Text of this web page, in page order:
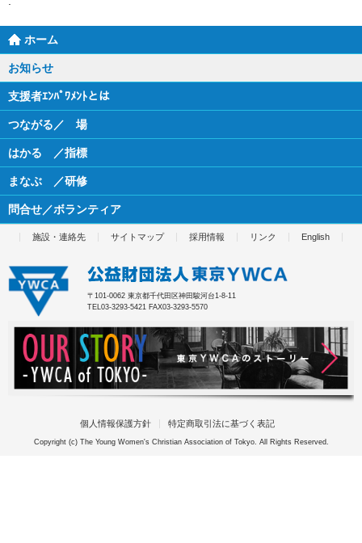
ホーム
お知らせ
支援者ｴﾝﾊﾟﾜﾒﾝﾄとは
つながる／ 場
はかる ／指標
まなぶ ／研修
問合せ／ボランティア
施設・連絡先 サイトマップ 採用情報 リンク English
〒101-0062 東京都千代田区神田駿河台1-8-11
TEL03-3293-5421 FAX03-3293-5570
個人情報保護方針 特定商取引法に基づく表記
Copyright (c) The Young Women's Christian Association of Tokyo. All Rights Reserved.